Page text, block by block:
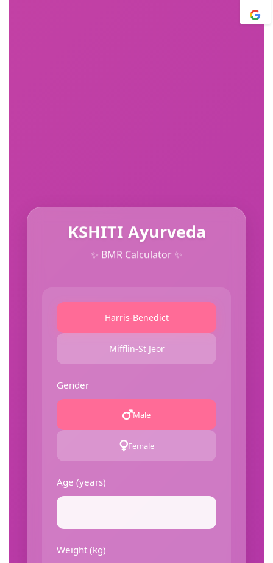
KSHITI Ayurveda
✨ BMR Calculator ✨
Harris-Benedict
Mifflin-St Jeor
Gender
Male
Female
Age (years)
Weight (kg)